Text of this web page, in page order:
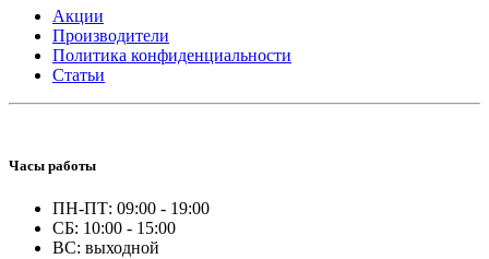
Акции
Производители
Политика конфиденциальности
Статьи
Часы работы
ПН-ПТ: 09:00 - 19:00
СБ: 10:00 - 15:00
ВС: выходной